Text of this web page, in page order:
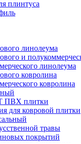
плинтуса
линолеума
и
линолеума
ковролина
ковролина
ПВХ плитки
для ковровой плитки
травы
покрытий